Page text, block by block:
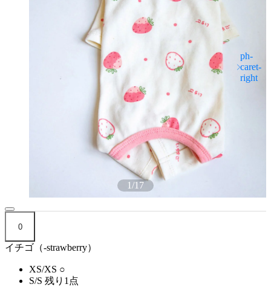
1/17
0
イチゴ（-strawberry）
XS/XS ○
S/S 残り1点